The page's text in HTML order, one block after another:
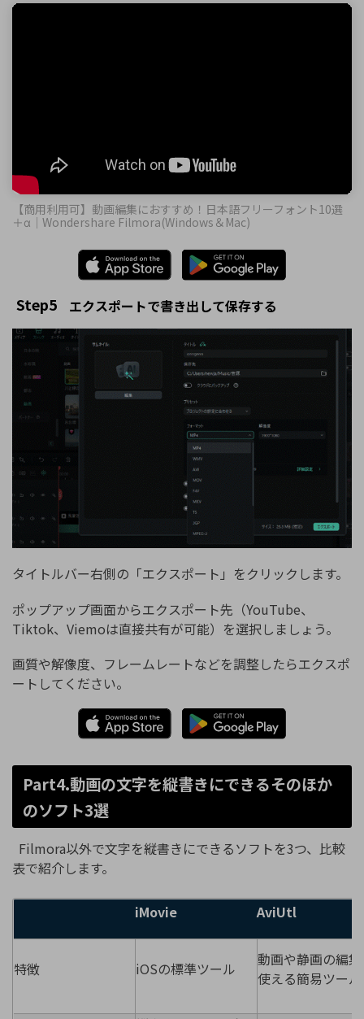
【商用利用可】動画編集におすすめ！日本語フリーフォント10選
＋α｜Wondershare Filmora(Windows＆Mac)
Step5 エクスポートで書き出して保存する
タイトルバー右側の「エクスポート」をクリックします。
ポップアップ画面からエクスポート先（YouTube、
Tiktok、Viemoは直接共有が可能）を選択しましょう。
画質や解像度、フレームレートなどを調整したらエクスポ
ートしてください。
Part4.動画の文字を縦書きにできるそのほか
のソフト3選
Filmora以外で文字を縦書きにできるソフトを3つ、比較
表で紹介します。
iMovie AviUtl
特徴 iOSの標準ツール
動画や静画の編
使える簡易ツール